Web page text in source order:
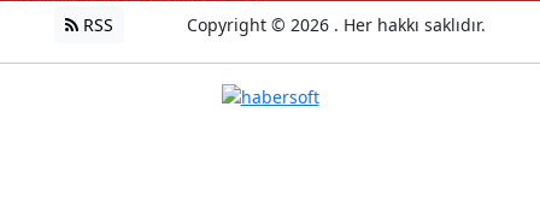
RSS Copyright © 2026 . Her hakkı saklıdır.